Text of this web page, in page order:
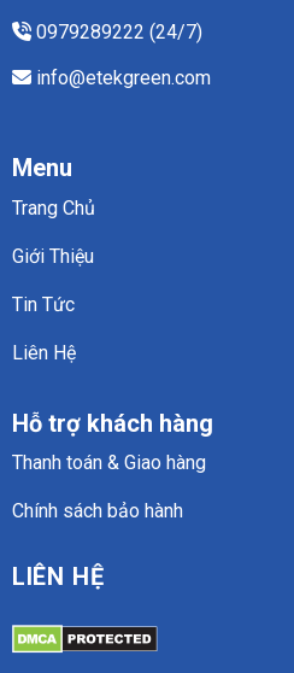
0979289222 (24/7)
info@etekgreen.com
Menu
Trang Chủ
Giới Thiệu
Tin Tức
Liên Hệ
Hỗ trợ khách hàng
Thanh toán & Giao hàng
Chính sách bảo hành
LIÊN HỆ